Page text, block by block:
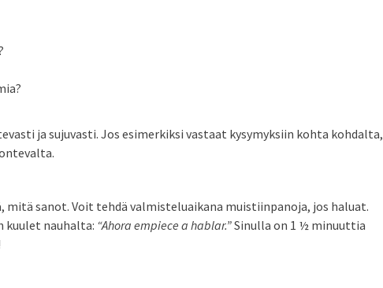
ja sujuvasti. Jos esimerkiksi vastaat kysymyksiin kohta kohdalta,
sanot. Voit tehdä valmisteluaikana muistiinpanoja, jos haluat.
kuulet nauhalta: “Ahora empiece a hablar.”Sinulla on 1 ½ minuuttia